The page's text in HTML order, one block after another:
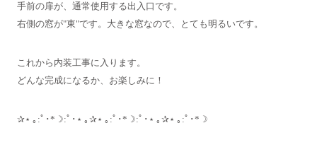
手前の扉が、通常使用する出入口です。
右側の窓が"東"です。大きな窓なので、とても明るいです。
これから内装工事に入ります。
どんな完成になるか、お楽しみに！
✰⋆ ｡:ﾟ･*☽:ﾟ･⋆ ｡✰⋆ ｡:ﾟ･*☽:ﾟ･⋆ ｡✰⋆ ｡:ﾟ･*☽